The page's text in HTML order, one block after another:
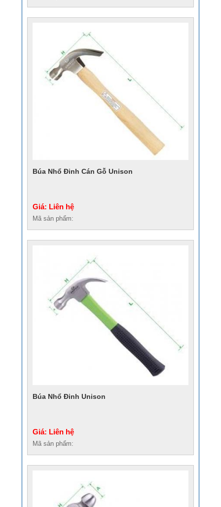
Búa Nhổ Đinh Cán Gỗ Unison
Giá: Liên hệ
Mã sản phẩm:
Búa Nhổ Đinh Unison
Giá: Liên hệ
Mã sản phẩm: